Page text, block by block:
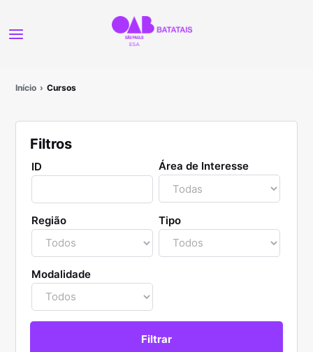
Início Cursos
Filtros
ID Área de Interesse
Região Tipo
Modalidade